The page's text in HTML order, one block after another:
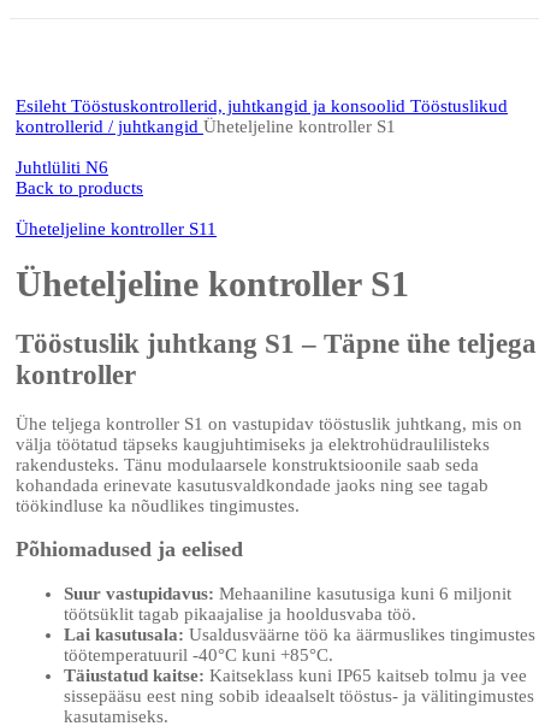
Esileht Tööstuskontrollerid, juhtkangid ja konsoolid Tööstuslikud
kontrollerid / juhtkangid Üheteljeline kontroller S1
Juhtlüliti N6
Back to products
Üheteljeline kontroller S11
Üheteljeline kontroller S1
Tööstuslik juhtkang S1 – Täpne ühe teljega
kontroller
Ühe teljega kontroller S1 on vastupidav tööstuslik juhtkang, mis on
välja töötatud täpseks kaugjuhtimiseks ja elektrohüdraulilisteks
rakendusteks. Tänu modulaarsele konstruktsioonile saab seda
kohandada erinevate kasutusvaldkondade jaoks ning see tagab
töökindluse ka nõudlikes tingimustes.
Põhiomadused ja eelised
Suur vastupidavus: Mehaaniline kasutusiga kuni 6 miljonit
töötsüklit tagab pikaajalise ja hooldusvaba töö.
Lai kasutusala: Usaldusväärne töö ka äärmuslikes tingimustes
töötemperatuuril -40°C kuni +85°C.
Täiustatud kaitse: Kaitseklass kuni IP65 kaitseb tolmu ja vee
sissepääsu eest ning sobib ideaalselt tööstus- ja välitingimustes
kasutamiseks.